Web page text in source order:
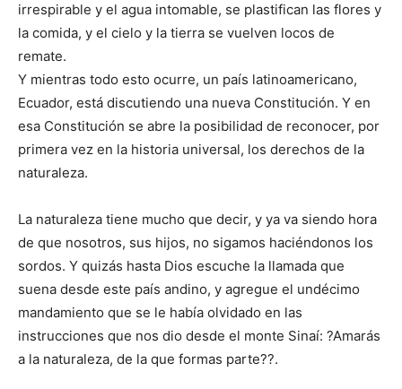
irrespirable y el agua intomable, se plastifican las flores y
la comida, y el cielo y la tierra se vuelven locos de
remate.
Y mientras todo esto ocurre, un país latinoamericano,
Ecuador, está discutiendo una nueva Constitución. Y en
esa Constitución se abre la posibilidad de reconocer, por
primera vez en la historia universal, los derechos de la
naturaleza.
La naturaleza tiene mucho que decir, y ya va siendo hora
de que nosotros, sus hijos, no sigamos haciéndonos los
sordos. Y quizás hasta Dios escuche la llamada que
suena desde este país andino, y agregue el undécimo
mandamiento que se le había olvidado en las
instrucciones que nos dio desde el monte Sinaí: ?Amarás
a la naturaleza, de la que formas parte??.